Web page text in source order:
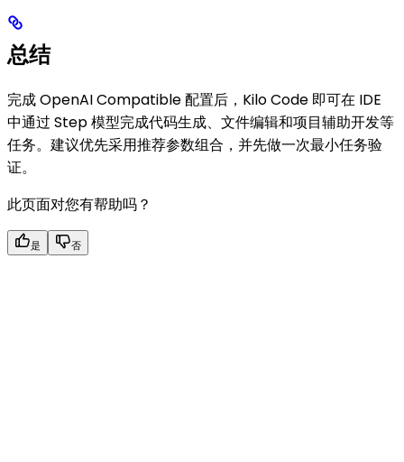
总结
完成 OpenAI Compatible 配置后，Kilo Code 即可在 IDE
中通过 Step 模型完成代码生成、文件编辑和项目辅助开发等
任务。建议优先采用推荐参数组合，并先做一次最小任务验
证。
此页面对您有帮助吗？
是 否